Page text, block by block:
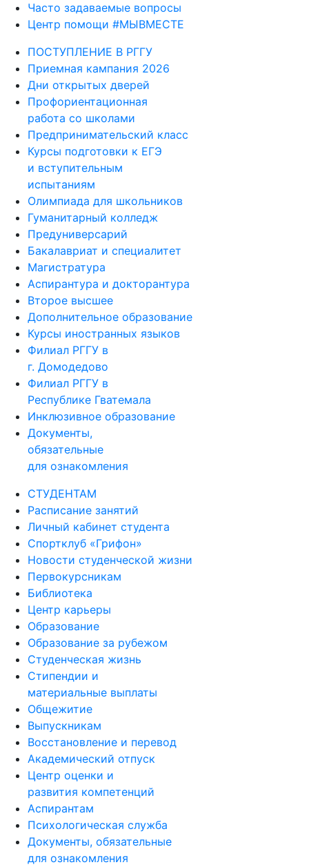
Часто задаваемые вопросы
Центр помощи #МЫВМЕСТЕ
ПОСТУПЛЕНИЕ В РГГУ
Приемная кампания 2026
Дни открытых дверей
Профориентационная
работа со школами
Предпринимательский класс
Курсы подготовки к ЕГЭ
и вступительным
испытаниям
Олимпиада для школьников
Гуманитарный колледж
Предуниверсарий
Бакалавриат и специалитет
Магистратура
Аспирантура и докторантура
Второе высшее
Дополнительное образование
Курсы иностранных языков
Филиал РГГУ в
г. Домодедово
Филиал РГГУ в
Республике Гватемала
Инклюзивное образование
Документы,
обязательные
для ознакомления
СТУДЕНТАМ
Расписание занятий
Личный кабинет студента
Спортклуб «Грифон»
Новости студенческой жизни
Первокурсникам
Библиотека
Центр карьеры
Образование
Образование за рубежом
Студенческая жизнь
Стипендии и
материальные выплаты
Общежитие
Выпускникам
Восстановление и перевод
Академический отпуск
Центр оценки и
развития компетенций
Аспирантам
Психологическая служба
Документы, обязательные
для ознакомления